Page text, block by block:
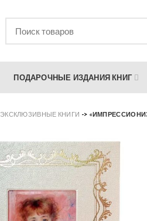
ПОДАРОЧНЫЕ ИЗДАНИЯ КНИГ
ЭКСКЛЮЗИВНЫЕ КНИГИ ->